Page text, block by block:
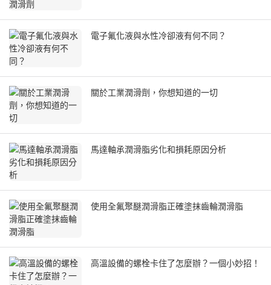
電子氟化液與水性冷卻液有何不同？
關於工業潤滑劑，你想知道的一切
馬達軸承潤滑脂劣化和損耗原因分析
使用全氟聚醚潤滑脂正確塗抹齒輪潤滑脂
高溫設備的螺栓卡住了怎麼辦？一個小妙招！